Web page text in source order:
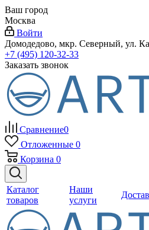
Ваш город
Москва
Войти
Домодедово, мкр. Северный, ул.
+7 (495) 120-32-33
Заказать звонок
Сравнение0
Отложенные 0
Корзина 0
Каталог
товаров
Наши
услуги